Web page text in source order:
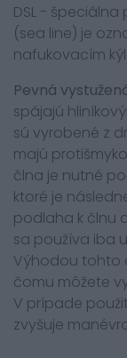
DSL - špeciálna
(sea line) je
nafukovacím
Pevná
spájajú
sú vyrobené z
majú
člna je nutné
ktoré je
podlaha k člnu
sa používa iba
Výhodou tohto
čomu môžete
V prípade
zvyšuje